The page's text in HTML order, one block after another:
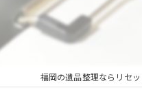
福岡の遺品整理ならリセ